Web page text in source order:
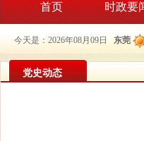
首页 时政要
今天是：2026年08月09日 东莞
党史动态